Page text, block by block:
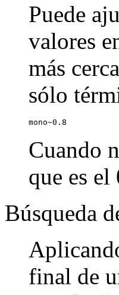
Puede
valores
más
sólo
mono~0.8
Cuando
que es el
Búsqueda
final de